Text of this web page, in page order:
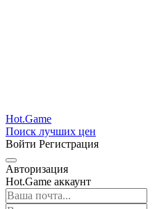
Hot.Game
Поиск лучших цен
Войти Регистрация
Авторизация
Hot.Game аккаунт